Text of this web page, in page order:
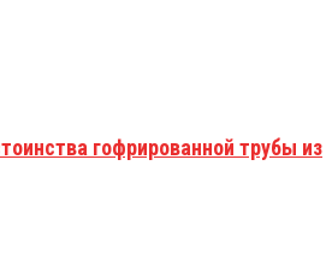
гофрированной трубы из